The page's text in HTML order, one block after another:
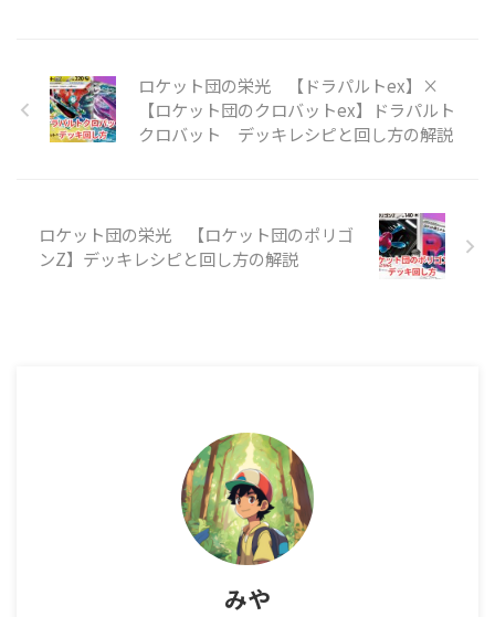
ロケット団の栄光 【ドラパルトex】×
【ロケット団のクロバットex】ドラパルト
クロバット デッキレシピと回し方の解説
ロケット団の栄光 【ロケット団のポリゴ
ンZ】デッキレシピと回し方の解説
みや